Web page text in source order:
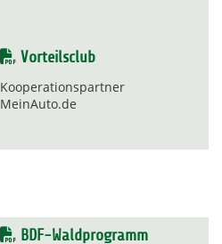
Vorteilsclub
Kooperationspartner
MeinAuto.de
BDF-Waldprogramm